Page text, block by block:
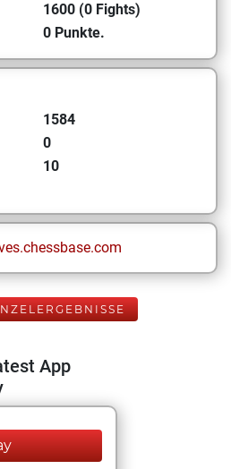
1600 (0 Fights)
0 Punkte.
1584
0
10
App